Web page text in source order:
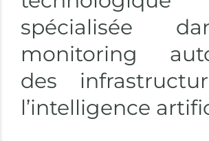
spécialisée
monitoring
des
l’intelligence